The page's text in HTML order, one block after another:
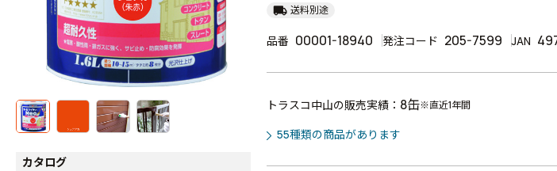
カタログ
local_shipping 送料別途
品番 00001-18940 発注コード 205-7599 JAN
トラスコ中山の販売実績： 8缶※直近1年間
55種類の商品があります